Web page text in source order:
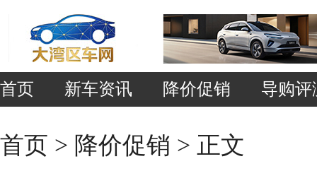
首页 新车资讯 降价促销 导购评
首页 > 降价促销 > 正文